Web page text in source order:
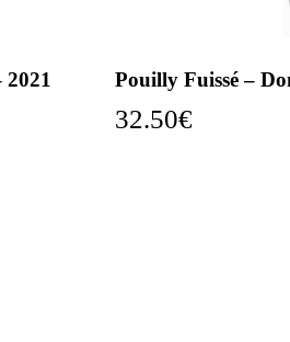
Pouilly Fuissé –
32.50€